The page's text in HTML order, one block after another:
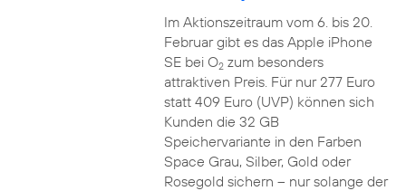
Im Aktionszeitraum vom 6. bis 20.
Februar gibt es das Apple iPhone
SE bei O2zum besonders
attraktiven Preis. Für nur 277 Euro
statt 409 Euro (UVP) können sich
Kunden die 32 GB
Speichervariante in den Farben
Space Grau, Silber, Gold oder
Rosegold sichern – nur solange der